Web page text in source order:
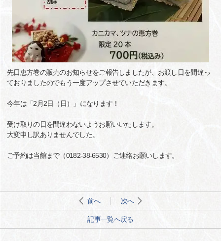
先日恵方巻の販売のお知らせをご報告しましたが、お渡し日を間違っ
ておりましたのでもう一度アップさせていただきます。
今年は「2月2日（日）」になります！
受け取りの日を間違わないようお願いいたします。
大変申し訳ありませんでした。
ご予約は当館まで（0182-38-6530）ご連絡お願いします。
前へ 次へ
記事一覧へ戻る